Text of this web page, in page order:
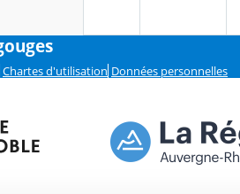
Chartes d'utilisation Données personnelles